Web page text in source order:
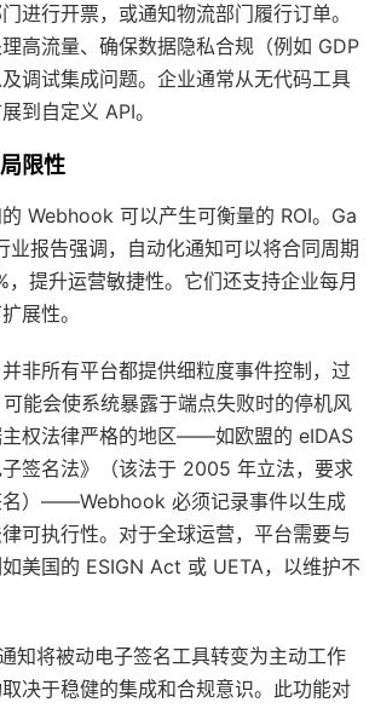
进行开票，或通知物流部门履行订单。
高流量、确保数据隐私合规（例如 GDP
调试集成问题。企业通常从无代码工具
到自定义 API。
限性
Webhook 可以产生可衡量的 ROI。Ga
报告强调，自动化通知可以将合同周期
，提升运营敏捷性。它们还支持企业每月
展性。
非所有平台都提供细粒度事件控制，过
能会使系统暴露于端点失败时的停机风
主权法律严格的地区——如欧盟的 eIDAS
签名法》（该法于 2005 年立法，要求
名）——Webhook 必须记录事件以生成
可执行性。对于全球运营，平台需要与
美国的 ESIGN Act 或 UETA，以维护不
知将被动电子签名工具转变为主动工作
决于稳健的集成和合规意识。此功能对